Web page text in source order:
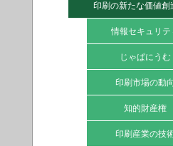
メリット・効果
SDGs ターゲット
マッピングリスト
印刷の新たな価値創
情報セキュリテ
じゃぱにうむ
じゃぱにうむ事例集
じゃぱにうむイベン
印刷市場の動向
月次動向
四半期動向
知的財産権
知財トラブル未然防
印刷産業の技